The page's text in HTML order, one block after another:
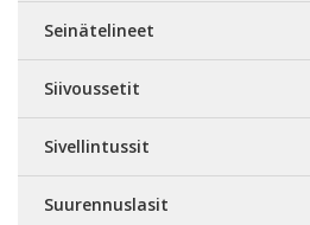
Seinätelineet
Siivoussetit
Sivellintussit
Suurennuslasit